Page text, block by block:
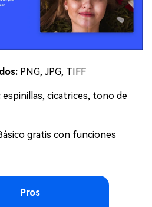
PNG, JPG, TIFF
espinillas, cicatrices, tono de
gratis con funciones
Pros